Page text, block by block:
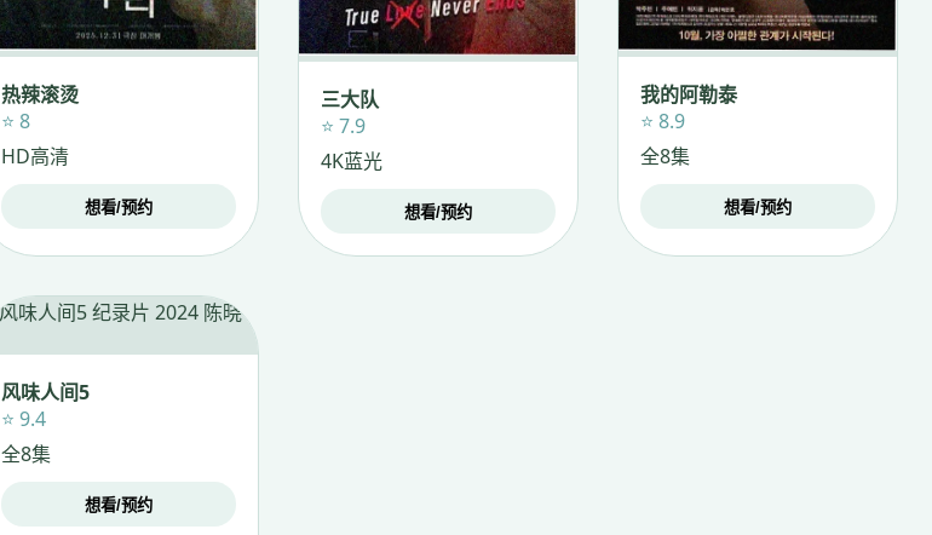
热辣滚烫
⭐ 8
HD高清
想看/预约
三大队
⭐ 7.9
4K蓝光
想看/预约
我的阿勒泰
⭐ 8.9
全8集
想看/预约
风味人间5
⭐ 9.4
全8集
想看/预约